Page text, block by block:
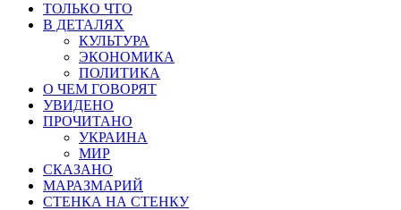
ТОЛЬКО ЧТО
В ДЕТАЛЯХ
КУЛЬТУРА
ЭКОНОМИКА
ПОЛИТИКА
О ЧЕМ ГОВОРЯТ
УВИДЕНО
ПРОЧИТАНО
УКРАИНА
МИР
СКАЗАНО
МАРАЗМАРИЙ
СТЕНКА НА СТЕНКУ